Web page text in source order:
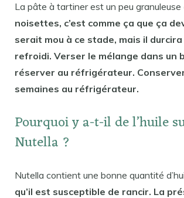
La pâte à tartiner est un peu granuleuse
noisettes, c’est comme ça que ça
serait mou à ce stade, mais il
refroidi. Verser le mélange dans un
réserver au réfrigérateur.
semaines au réfrigérateur.
Pourquoi y a-t-il de l’huile
Nutella ?
Nutella contient une bonne quantité
qu’il est susceptible de rancir. La